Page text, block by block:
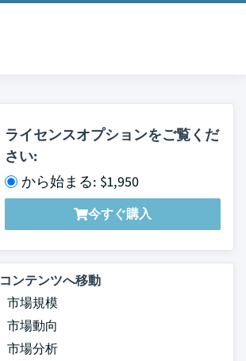
ライセンスオプションをご覧くだ
さい:
から始まる: $1,950
今すぐ購入
コンテンツへ移動
市場規模
市場動向
市場分析